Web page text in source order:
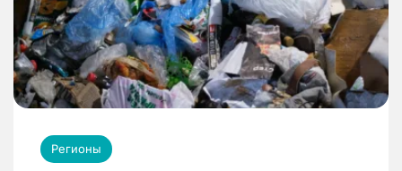
Регионы